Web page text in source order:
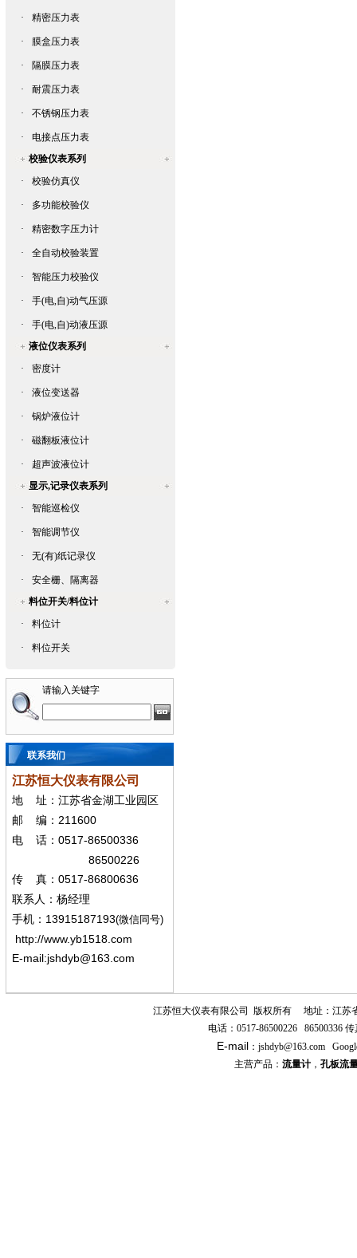
· 精密压力表
· 膜盒压力表
· 隔膜压力表
· 耐震压力表
· 不锈钢压力表
·
电接点压力表
校验仪表系列
·
校验仿真仪
· 多功能校验仪
· 精密数字压力计
· 全自动校验装置
· 智能压力校验仪
· 手(电,自)动气压源
·
手(电,自)动液压源
液位仪表系列
·
密度计
· 液位变送器
· 锅炉液位计
· 磁翻板液位计
·
超声波液位计
显示,记录仪表系列
·
智能巡检仪
· 智能调节仪
· 无(有)纸记录仪
·
安全栅、隔离器
料位开关/料位计
·
料位计
· 料位开关
请输入关键字
联系我们
江苏恒大仪表有限公司
地
址：江苏省金湖工业园区
邮
编： 211600
电 话： 0517-86500336
86500226
传 真： 0517-86800636
联系人：杨经理
手机 ： 13915187193(微信同号)
http://www.yb1518.com
E-mail:jshdyb@163.com
江苏恒大仪表有限公司 版权所有
地址：江苏
电话： 0517-86500226 86500336 传
E-mail ： jshdyb@163.com
主营产品： 流量计， 孔板流